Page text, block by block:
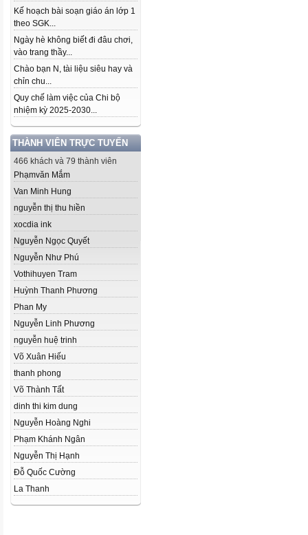
Kế hoạch bài soạn giáo án lớp 1
theo SGK...
Ngày hè không biết đi đâu chơi,
vào trang thầy...
Chào bạn N, tài liệu siêu hay và
chỉn chu...
Quy chế làm việc của Chi bộ
nhiệm kỳ 2025-2030...
THÀNH VIÊN TRỰC TUYẾN
466 khách và 79 thành viên
Phạmvăn Mắm
Van Minh Hung
nguyễn thị thu hiền
xocdia ink
Nguyễn Ngọc Quyết
Nguyễn Như Phú
Vothihuyen Tram
Huỳnh Thanh Phương
Phan My
Nguyễn Linh Phương
nguyễn huệ trinh
Võ Xuân Hiếu
thanh phong
Võ Thành Tất
dinh thi kim dung
Nguyễn Hoàng Nghi
Phạm Khánh Ngân
Nguyễn Thị Hạnh
Đỗ Quốc Cường
La Thanh